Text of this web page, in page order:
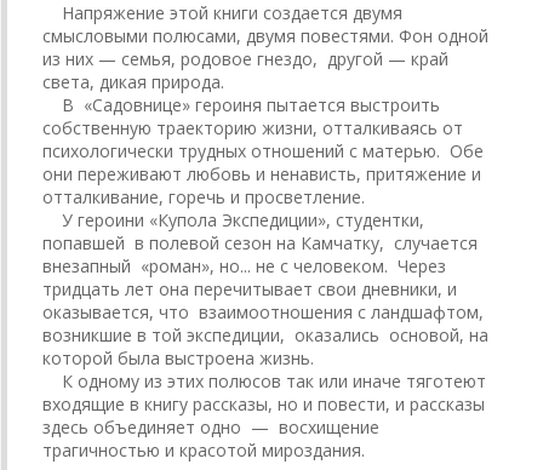
Напряжение этой книги создается двумя
смысловыми полюсами, двумя повестями. Фон одной
из них — семья, родовое гнездо, другой — край
света, дикая природа.
В «Садовнице» героиня пытается выстроить
собственную траекторию жизни, отталкиваясь от
психологически трудных отношений с матерью. Обе
они переживают любовь и ненависть, притяжение и
отталкивание, горечь и просветление.
У героини «Купола Экспедиции», студентки,
попавшей в полевой сезон на Камчатку, случается
внезапный «роман», но... не с человеком. Через
тридцать лет она перечитывает свои дневники, и
оказывается, что взаимоотношения с ландшафтом,
возникшие в той экспедиции, оказались основой, на
которой была выстроена жизнь.
К одному из этих полюсов так или иначе тяготеют
входящие в книгу рассказы, но и повести, и рассказы
здесь объединяет одно — восхищение
трагичностью и красотой мироздания.